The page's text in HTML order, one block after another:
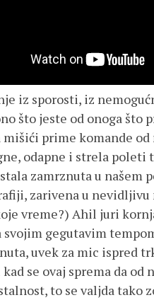
iz sporosti, iz
što jeste od onoga što
mišići prime komande od
odapne i strela poleti
zamrznuta u našem
zarivena u nevidljivu
vreme?) Ahil juri
svojim gegutavim
uvek za mic ispred
se ovaj sprema da od
to se valjda tako